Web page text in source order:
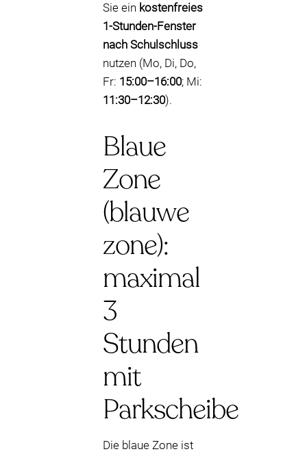
Sie ein kostenfreies
1-Stunden-Fenster
nach Schulschluss
nutzen (Mo, Di, Do,
Fr: 15:00–16:00; Mi:
11:30–12:30).
Blaue
Zone
(blauwe
zone):
maximal
3
Stunden
mit
Parkscheibe
Die blaue Zone ist